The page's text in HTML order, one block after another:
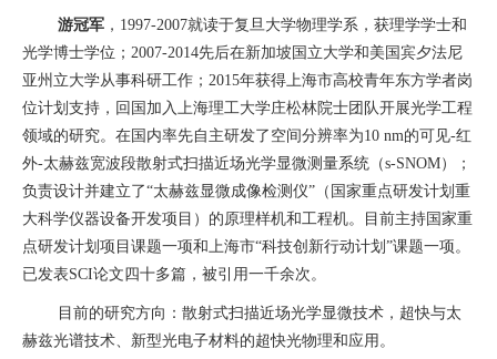
游冠军 ， 1997-2007就读于复旦大学物理学系，获理学学士和
光学博士学位； 2007-2014先后在新加坡国立大学和美国宾夕法尼
亚州立大学从事科研工作； 2015年获得上海市高校青年东方学者岗
位计划支持，回国加入上海理工大学庄松林院士团队开展光学工程
领域的研究。在国内率先自主研发了空间分辨率为10 nm的可见-红
外-太赫兹宽波段散射式扫描近场光学显微测量系统（s-SNOM）；
负责设计并建立了“太赫兹显微成像检测仪”（国家重点研发计划重
大科学仪器设备开发项目）的原理样机和工程机。目前主持国家重
点研发计划项目课题一项和上海市“科技创新行动计划”课题一项。
已发表SCI论文四十多篇，被引用一千余次。
目前的研究方向：散射式扫描近场光学显微技术，超快与太
赫兹光谱技术、新型光电子材料的超快光物理和应用。